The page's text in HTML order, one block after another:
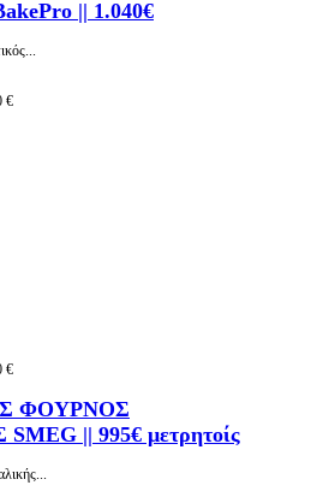
|| 1.040€
€
€
ΦΟΥΡΝΟΣ
|| 995€ μετρητοίς